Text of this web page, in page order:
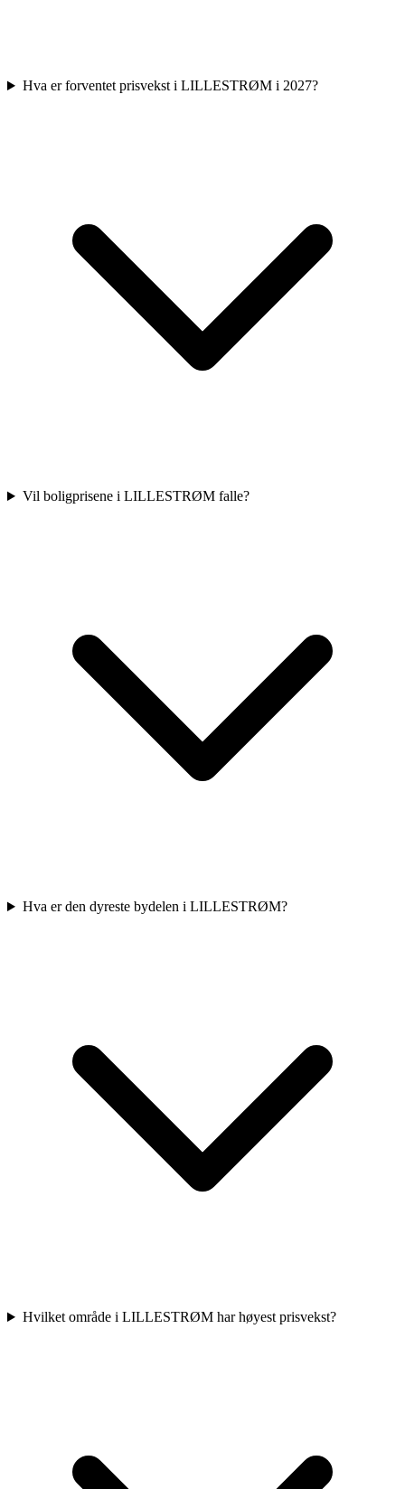
Hva er forventet prisvekst i LILLESTRØM i 2027?
Vil boligprisene i LILLESTRØM falle?
Hva er den dyreste bydelen i LILLESTRØM?
Hvilket område i LILLESTRØM har høyest prisvekst?